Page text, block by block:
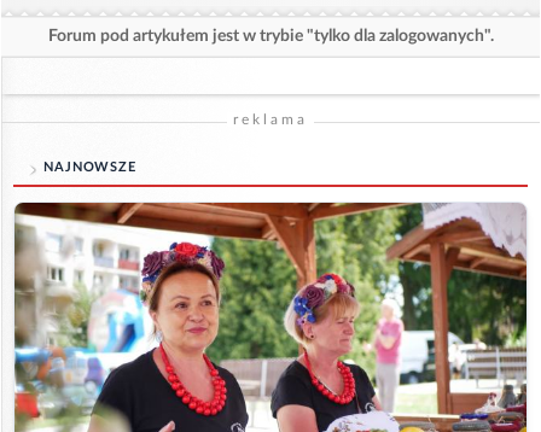
Forum pod artykułem jest w trybie "tylko dla zalogowanych".
reklama
NAJNOWSZE